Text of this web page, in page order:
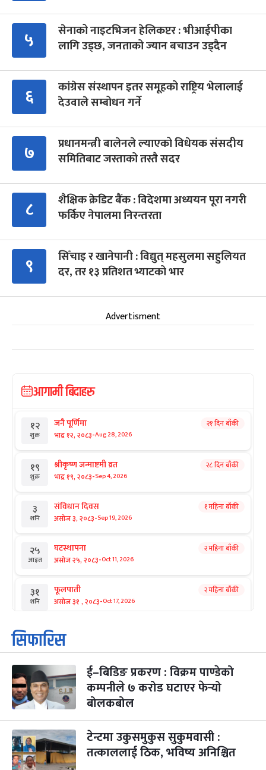
५
सेनाको नाइटभिजन हेलिकप्टर : भीआईपीका
लागि उड्छ, जनताको ज्यान बचाउन उड्दैन
६
कांग्रेस संस्थापन इतर समूहको राष्ट्रिय भेलालाई
देउवाले सम्बोधन गर्ने
७
प्रधानमन्त्री बालेनले ल्याएको विधेयक संसदीय
समितिबाट जस्ताको तस्तै सदर
८
शैक्षिक क्रेडिट बैंक : विदेशमा अध्ययन पूरा नगरी
फर्किए नेपालमा निरन्तरता
९
सिँचाइ र खानेपानी : विद्युत् महसुलमा सहुलियत
दर, तर १३ प्रतिशत भ्याटको भार
Advertisment
आगामी बिदाहरु
१२
शुक्र
जनै पूर्णिमा
भाद्र १२, २०८३-Aug 28, 2026
२१ दिन बाँकी
१९
शुक्र
श्रीकृष्ण जन्माष्टमी व्रत
भाद्र १९, २०८३-Sep 4, 2026
२८ दिन बाँकी
३
शनि
संविधान दिवस
असोज ३, २०८३-Sep 19, 2026
१ महिना बाँकी
२५
आइत
घटस्थापना
असोज २५, २०८३-Oct 11, 2026
२ महिना बाँकी
३१
शनि
फूलपाती
असोज ३१ , २०८३-Oct 17, 2026
२ महिना बाँकी
१
आइत
कार्तिक सङ्क्रान्ति
कार्तिक १, २०८३
३
मंगल
महानवमी
कार्तिक ३, २०८३-Oct 20, 2026
२ महिना बाँकी
४
५ पापा‌ङ्कुशा एकादशी व्रत २ महिना बाँकी
सिफारिस
ई–बिडिङ प्रकरण : विक्रम पाण्डेको
कम्पनीले ७ करोड घटाएर फेर्‍यो
बोलकबोल
टेन्टमा उकुसमुकुस सुकुमवासी :
तत्काललाई ठिक, भविष्य अनिश्चित